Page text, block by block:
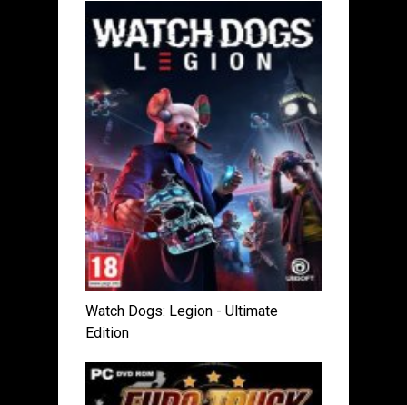
Watch Dogs: Legion - Ultimate
Edition